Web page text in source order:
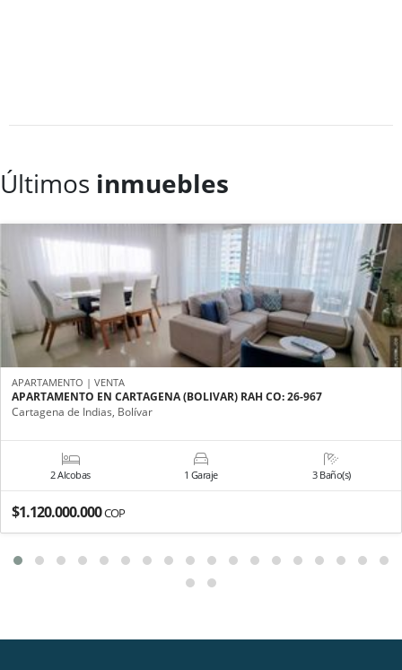
Últimos inmuebles
APARTAMENTO | VENTA
APARTAMENTO EN CARTAGENA (BOLIVAR) RAH CO: 26-967
Cartagena de Indias, Bolívar
2 Alcobas 1 Garaje 3 Baño(s)
$1.120.000.000COP